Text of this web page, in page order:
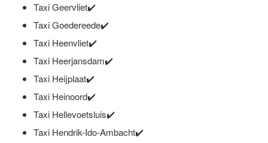
Taxi Geervliet✔️
Taxi Goedereede✔️
Taxi Heenvliet✔️
Taxi Heerjansdam✔️
Taxi Heijplaat✔️
Taxi Heinoord✔️
Taxi Hellevoetsluis✔️
Taxi Hendrik-Ido-Ambacht✔️